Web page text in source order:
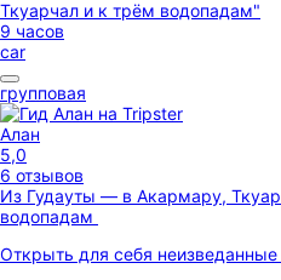
9 часов
car
групповая
Алан
5,0
6 отзывов
Из Гудауты — в Акармару,
водопадам
Открыть для себя